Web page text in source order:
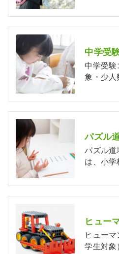
中学受
象・少
パズル
パズル
は、小
ヒュー
学生対